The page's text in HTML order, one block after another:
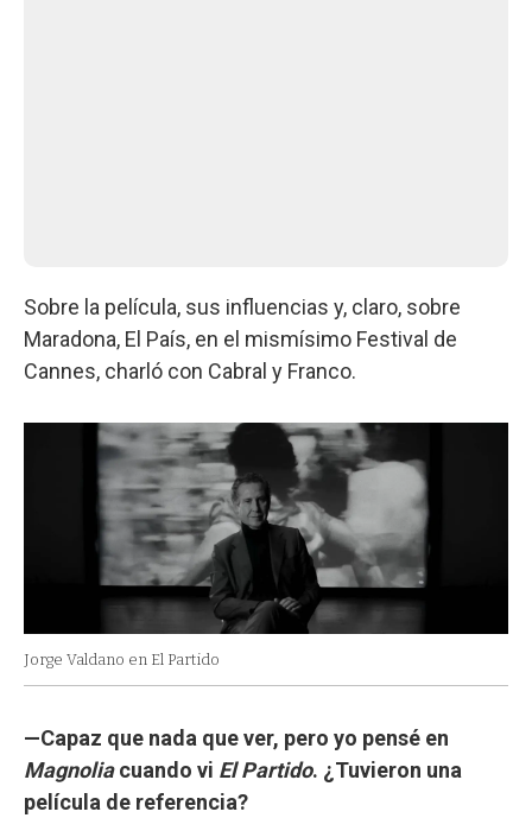
Sobre la película, sus influencias y, claro, sobre
Maradona, El País, en el mismísimo Festival de
Cannes, charló con Cabral y Franco.
Jorge Valdano en El Partido
—Capaz que nada que ver, pero yo pensé en
Magnoliacuando vi El Partido. ¿Tuvieron una
película de referencia?